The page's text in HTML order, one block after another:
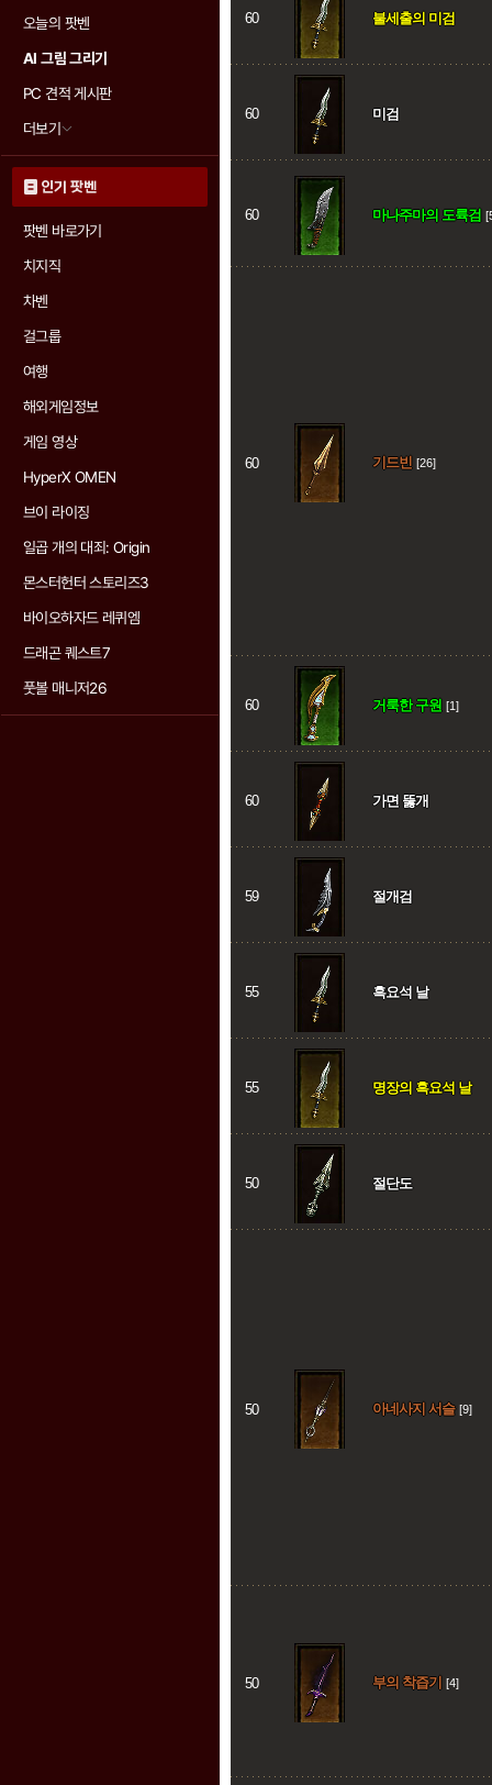
오늘의 팟벤
AI 그림 그리기
PC 견적 게시판
더보기
인기 팟벤
팟벤 바로가기
치지직
차벤
걸그룹
여행
해외게임정보
게임 영상
HyperX OMEN
브이 라이징
일곱 개의 대죄: Origin
몬스터헌터 스토리즈3
바이오하자드 레퀴엠
드래곤 퀘스트7
풋볼 매니저26
60 불세출의 미검
60 미검
60 마나주마의 도륙검
60 기드빈 [26]
60 거룩한 구원 [1]
60 가면 뚫개
59 절개검
55 흑요석 날
55 명장의 흑요석 날
50 절단도
50 아네사지 서슬 [9]
50 부의 착즙기 [4]